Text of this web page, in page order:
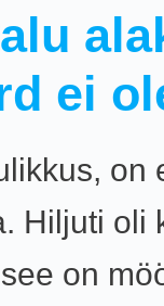
ei
on
Hiljuti oli
on